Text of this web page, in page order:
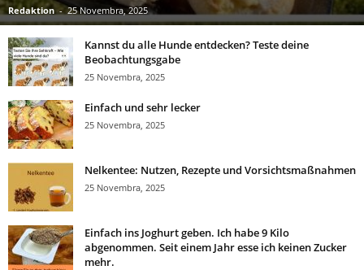
Redaktion - 25 Novembra, 2025
Kannst du alle Hunde entdecken? Teste deine
Beobachtungsgabe
25 Novembra, 2025
Einfach und sehr lecker
25 Novembra, 2025
Nelkentee: Nutzen, Rezepte und Vorsichtsmaßnahmen
25 Novembra, 2025
Einfach ins Joghurt geben. Ich habe 9 Kilo
abgenommen. Seit einem Jahr esse ich keinen Zucker
mehr.